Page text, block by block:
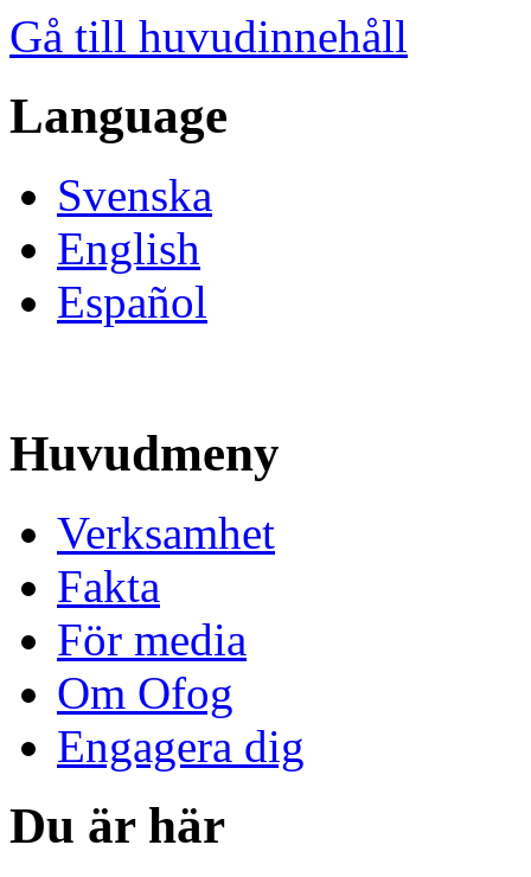
Gå till huvudinnehåll
Language
Svenska
English
Español
Huvudmeny
Verksamhet
Fakta
För media
Om Ofog
Engagera dig
Du är här